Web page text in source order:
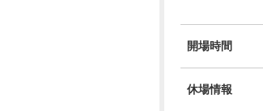
開場時間
休場情報